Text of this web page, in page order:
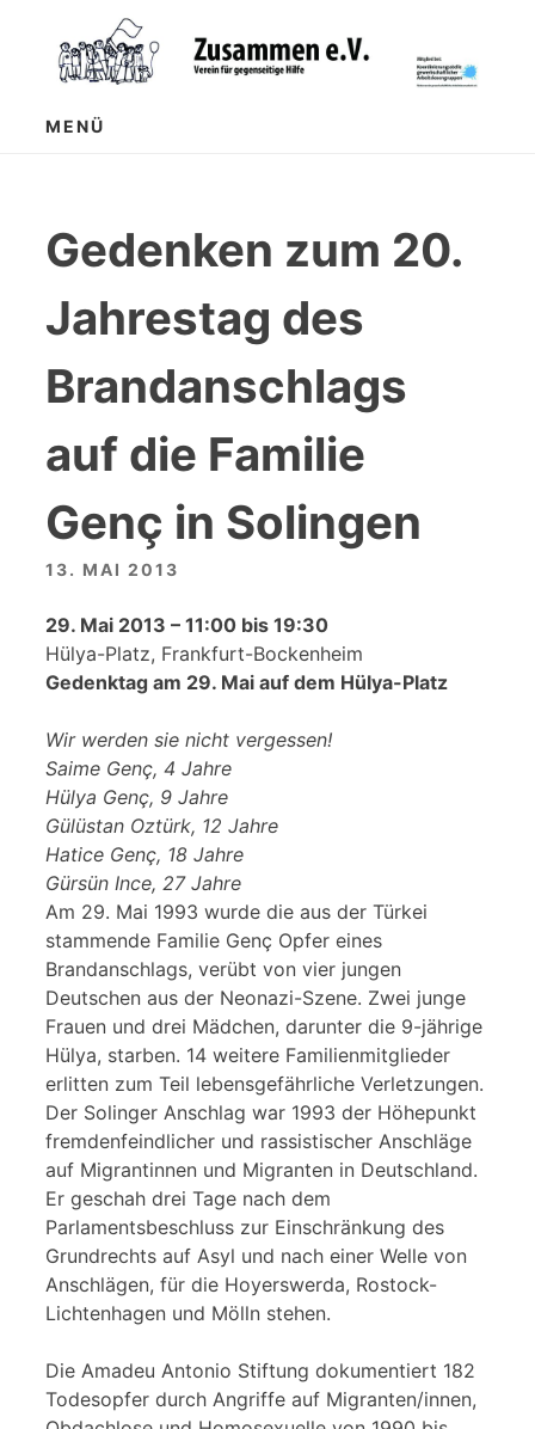
springen
MENÜ
Gedenken zum 20.
Jahrestag des
Brandanschlags
auf die Familie
Genç in Solingen
13. MAI 2013
29. Mai 2013 – 11:00 bis 19:30
Hülya-Platz, Frankfurt-Bockenheim
Gedenktag am 29. Mai auf dem Hülya-Platz
Wir werden sie nicht vergessen!
Saime Genç, 4 Jahre
Hülya Genç, 9 Jahre
Gülüstan Oztürk, 12 Jahre
Hatice Genç, 18 Jahre
Gürsün Ince, 27 Jahre
Am 29. Mai 1993 wurde die aus der Türkei
stammende Familie Genç Opfer eines
Brandanschlags, verübt von vier jungen
Deutschen aus der Neonazi-Szene. Zwei junge
Frauen und drei Mädchen, darunter die 9-jährige
Hülya, starben. 14 weitere Familienmitglieder
erlitten zum Teil lebensgefährliche Verletzungen.
Der Solinger Anschlag war 1993 der Höhepunkt
fremdenfeindlicher und rassistischer Anschläge
auf Migrantinnen und Migranten in Deutschland.
Er geschah drei Tage nach dem
Parlamentsbeschluss zur Einschränkung des
Grundrechts auf Asyl und nach einer Welle von
Anschlägen, für die Hoyerswerda, Rostock-
Lichtenhagen und Mölln stehen.
Die Amadeu Antonio Stiftung dokumentiert 182
Todesopfer durch Angriffe auf Migranten/innen,